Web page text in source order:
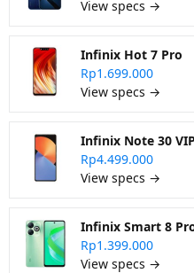
View specs →
Infinix Hot 7 Pro
Rp1.699.000
View specs →
Infinix Note 30 VIP
Rp4.499.000
View specs →
Infinix Smart 8
Rp1.399.000
View specs →